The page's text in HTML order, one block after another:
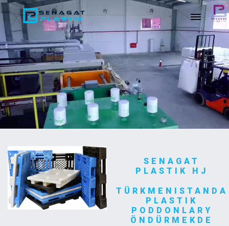
SENAGAT
PLASTIK HJ
TÜRKMENISTANDA
PLASTIK
PODDONLARY
ÖNDÜRMEKDE